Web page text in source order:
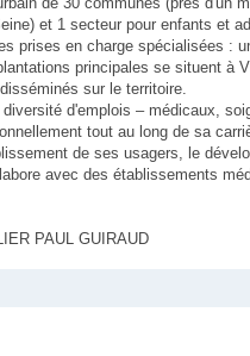
et 1 secteur pour enfants et
prises en charge spécialisées :
principales se situent à
sur le territoire.
diversité d'emplois – médicaux,
tout au long de sa
de ses usagers, le
avec des établissements
PAUL GUIRAUD